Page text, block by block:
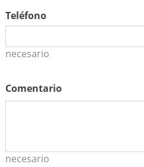
Teléfono
necesario
Comentario
necesario